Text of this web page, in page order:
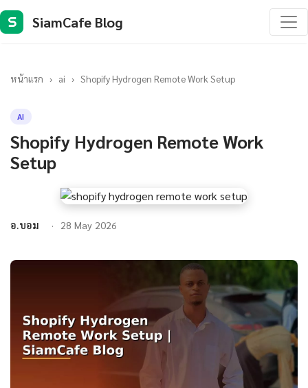
S SiamCafe Blog
หน้าแรก › ai › Shopify Hydrogen Remote Work Setup
AI
Shopify Hydrogen Remote Work
Setup
อ.บอม 28 May 2026